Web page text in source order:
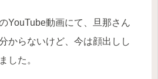
YouTube動画にて、旦那さん
からないけど、今は顔出しし
した。